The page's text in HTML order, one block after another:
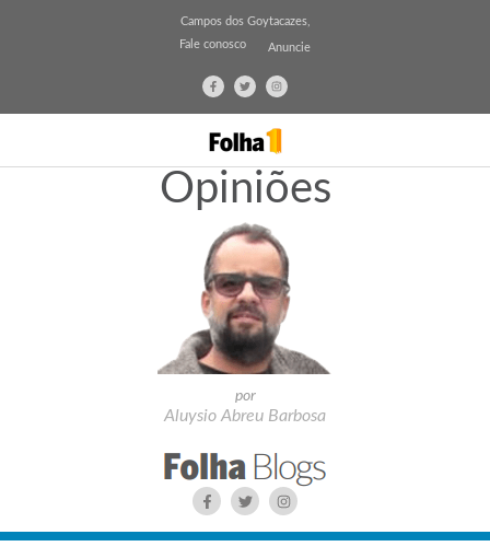
Campos dos Goytacazes,
Fale conosco
Anuncie
Opiniões
por
Aluysio Abreu Barbosa